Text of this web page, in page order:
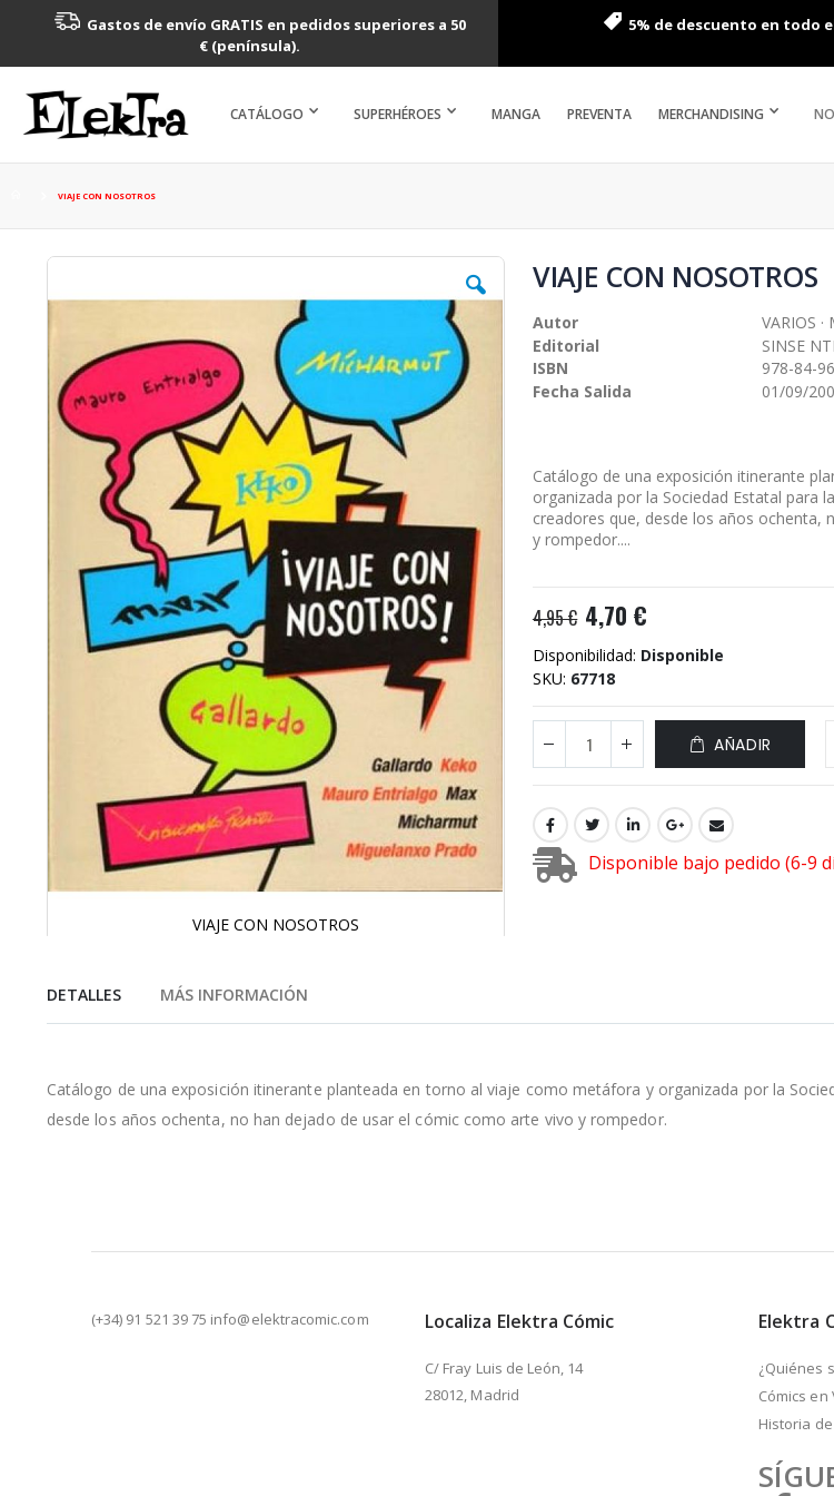
Gastos de envío GRATIS en pedidos superiores a 50
€ (península).
5% de descuento en todo
CATÁLOGO SUPERHÉROES MANGA PREVENTA MERCHANDISING
VIAJE CON NOSOTROS
Saltar
final
la
galería
de
imágenes
VIAJE CON NOSOTROS
comienzo
la
imágenes
VIAJE CON NOSOTROS
Autor
VARIOS ·
Editorial
SINSE
ISBN
978-84-
Fecha Salida
01/09/
Catálogo de una exposición itinerante
organizada por la Sociedad Estatal para
creadores que, desde los años
y rompedor....
4,95 € 4,70 €
Disponibilidad: Disponible
SKU 67718
AÑADIR
Disponible bajo pedido (6-9
DETALLES
Catálogo de una exposición itinerante planteada en torno al viaje como metáfora y organizada por la
desde los años ochenta, no han dejado de usar el cómic como arte vivo y rompedor.
MÁS INFORMACIÓN
(+34) 91 521 39 75 info@elektracomic.com Localiza Elektra Cómic
C/ Fray Luis de León, 14
28012, Madrid
Elektra
¿Quiénes
Cómics en
Historia